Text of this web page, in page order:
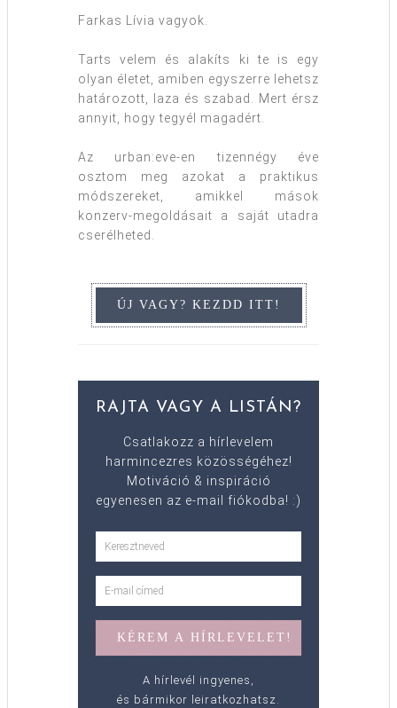
Farkas Lívia vagyok.
Tarts velem és alakíts ki te is egy
olyan életet, amiben egyszerre lehetsz
határozott, laza és szabad. Mert érsz
annyit, hogy tegyél magadért.
Az urban:eve-en tizennégy éve
osztom meg azokat a praktikus
módszereket, amikkel mások
konzerv-megoldásait a saját utadra
cserélheted.
RAJTA VAGY A LISTÁN?
Csatlakozz a hírlevelem
harmincezres közösségéhez!
Motiváció & inspiráció
egyenesen az e-mail fiókodba! :)
A hírlevél ingyenes,
és bármikor leiratkozhatsz.